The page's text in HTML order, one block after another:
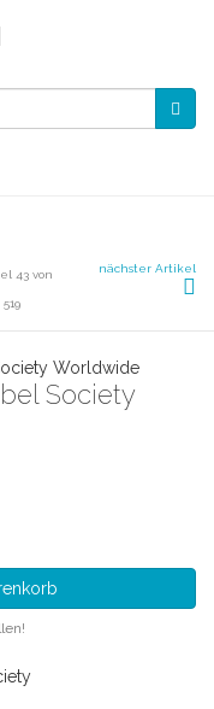
43 von
519
nächster Artikel
Society